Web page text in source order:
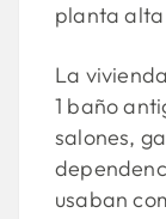
planta alta
La
1 baño
salones,
usaban